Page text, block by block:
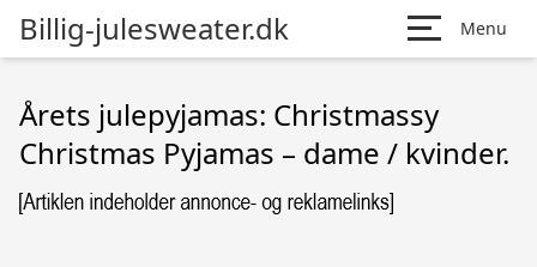
Billig-julesweater.dk Menu
Årets julepyjamas: Christmassy
Christmas Pyjamas – dame / kvinder.